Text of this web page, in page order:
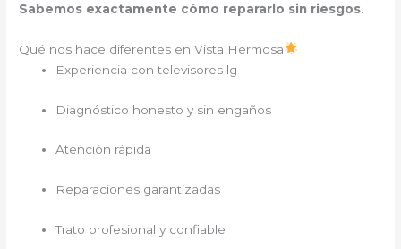
Sabemos exactamente cómo repararlo sin riesgos
Qué nos hace diferentes en Vista Hermosa
Experiencia con televisores lg
Diagnóstico honesto y sin engaños
Atención rápida
Reparaciones garantizadas
Trato profesional y confiable